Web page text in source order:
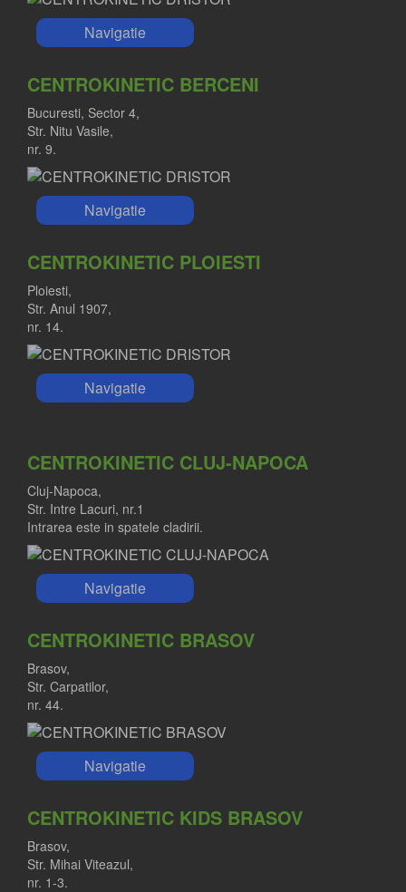
Navigatie
CENTROKINETIC BERCENI
Bucuresti, Sector 4,
Str. Nitu Vasile,
nr. 9.
Navigatie
CENTROKINETIC PLOIESTI
Ploiesti,
Str. Anul 1907,
nr. 14.
Navigatie
CENTROKINETIC CLUJ-NAPOCA
Cluj-Napoca,
Str. Intre Lacuri, nr.1
Intrarea este in spatele cladirii.
Navigatie
CENTROKINETIC BRASOV
Brasov,
Str. Carpatilor,
nr. 44.
Navigatie
CENTROKINETIC KIDS BRASOV
Brasov,
Str. Mihai Viteazul,
nr. 1-3.